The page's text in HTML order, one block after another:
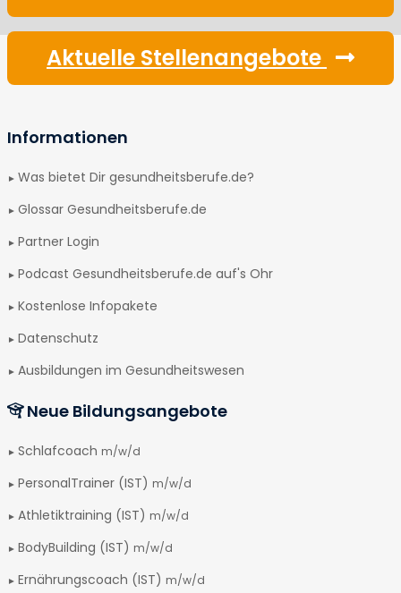
Aktuelle Stellenangebote
Informationen
Was bietet Dir gesundheitsberufe.de?
Glossar Gesundheitsberufe.de
Partner Login
Podcast Gesundheitsberufe.de auf's Ohr
Kostenlose Infopakete
Datenschutz
Ausbildungen im Gesundheitswesen
Neue Bildungsangebote
Schlafcoach m/w/d
PersonalTrainer (IST) m/w/d
Athletiktraining (IST) m/w/d
BodyBuilding (IST) m/w/d
Ernährungscoach (IST) m/w/d